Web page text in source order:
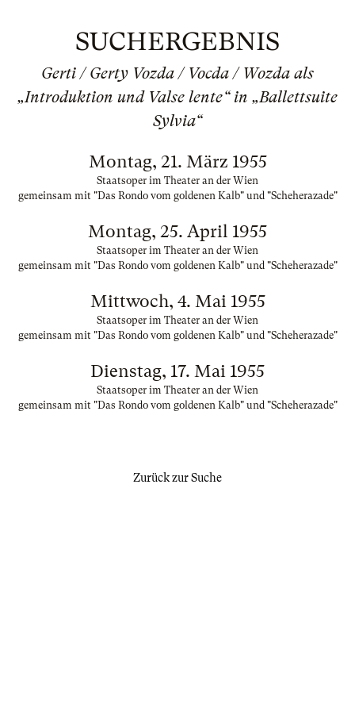
SUCHERGEBNIS
Gerti / Gerty Vozda / Vocda / Wozda als
„Introduktion und Valse lente“ in „Ballettsuite
Sylvia“
Montag, 21. März 1955
Staatsoper im Theater an der Wien
gemeinsam mit "Das Rondo vom goldenen Kalb" und "Scheherazade"
Montag, 25. April 1955
Staatsoper im Theater an der Wien
gemeinsam mit "Das Rondo vom goldenen Kalb" und "Scheherazade"
Mittwoch, 4. Mai 1955
Staatsoper im Theater an der Wien
gemeinsam mit "Das Rondo vom goldenen Kalb" und "Scheherazade"
Dienstag, 17. Mai 1955
Staatsoper im Theater an der Wien
gemeinsam mit "Das Rondo vom goldenen Kalb" und "Scheherazade"
Zurück zur Suche